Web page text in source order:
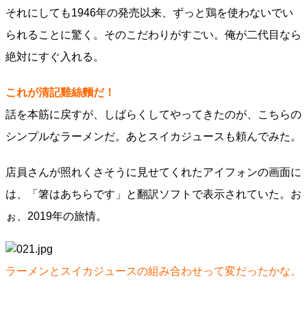
それにしても1946年の発売以来、ずっと鶏を使わないでい
られることに驚く。そのこだわりがすごい。俺が二代目なら
絶対にすぐ入れる。
これが清記雞絲麵だ！
話を本筋に戻すが、しばらくしてやってきたのが、こちらの
シンプルなラーメンだ。あとスイカジュースも頼んでみた。
店員さんが照れくさそうに見せてくれたアイフォンの画面に
は、「箸はあちらです」と翻訳ソフトで表示されていた。お
ぉ、2019年の旅情。
ラーメンとスイカジュースの組み合わせって変だったかな。